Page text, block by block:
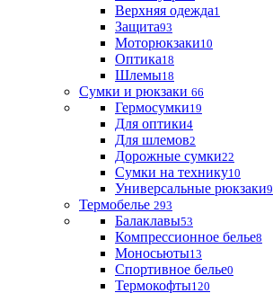
Верхняя одежда1
Защита93
Моторюкзаки10
Оптика18
Шлемы18
Сумки и рюкзаки 66
Гермосумки19
Для оптики4
Для шлемов2
Дорожные сумки22
Сумки на технику10
Универсальные рюкзаки9
Термобелье 293
Балаклавы53
Компрессионное белье8
Моносьюты13
Спортивное белье0
Термокофты120